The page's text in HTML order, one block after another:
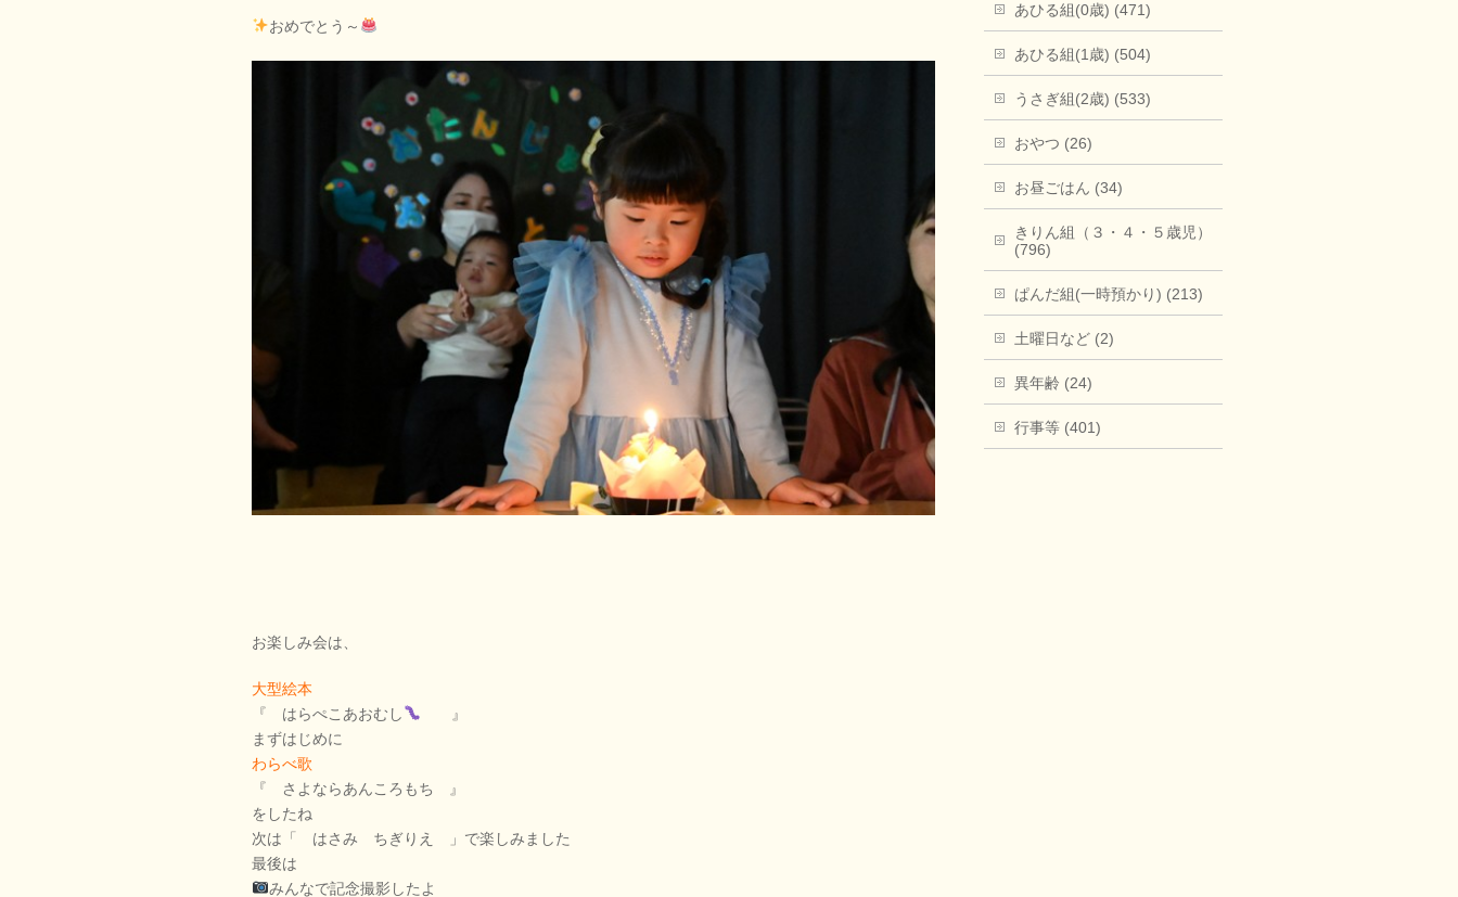
おめでとう～
お楽しみ会は、
大型絵本
『 はらぺこあおむし
』
まずはじめに
わらべ歌
『 さよならあんころもち 』
をしたね
次は「 はさみ ちぎりえ 」で楽しみました
最後は
みんなで記念撮影したよ
あひる組(0歳) (471)
あひる組(1歳) (504)
うさぎ組(2歳) (533)
おやつ (26)
お昼ごはん (34)
きりん組（３・４・５歳児）
(796)
ぱんだ組(一時預かり) (213)
土曜日など (2)
異年齢 (24)
行事等 (401)